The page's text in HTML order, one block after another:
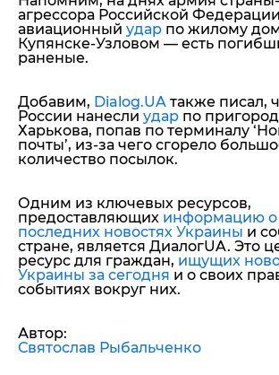
агрессора Российской
авиационный удар по жилому
Купянске-Узловом — есть
раненые.
Добавим, Dialog.UA также писал,
России нанесли удар по
Харькова, попав по терминалу
почты’, из-за чего сгорело
количество посылок.
Одним из ключевых ресурсов,
предоставляющих информацию о
последних новостях Украины и
стране, является ДиалогUA. Это
ресурс для граждан, ищущих
Украины за сегодня и о своих
событиях вокруг них.
Автор:
Святослав Рыбальченко